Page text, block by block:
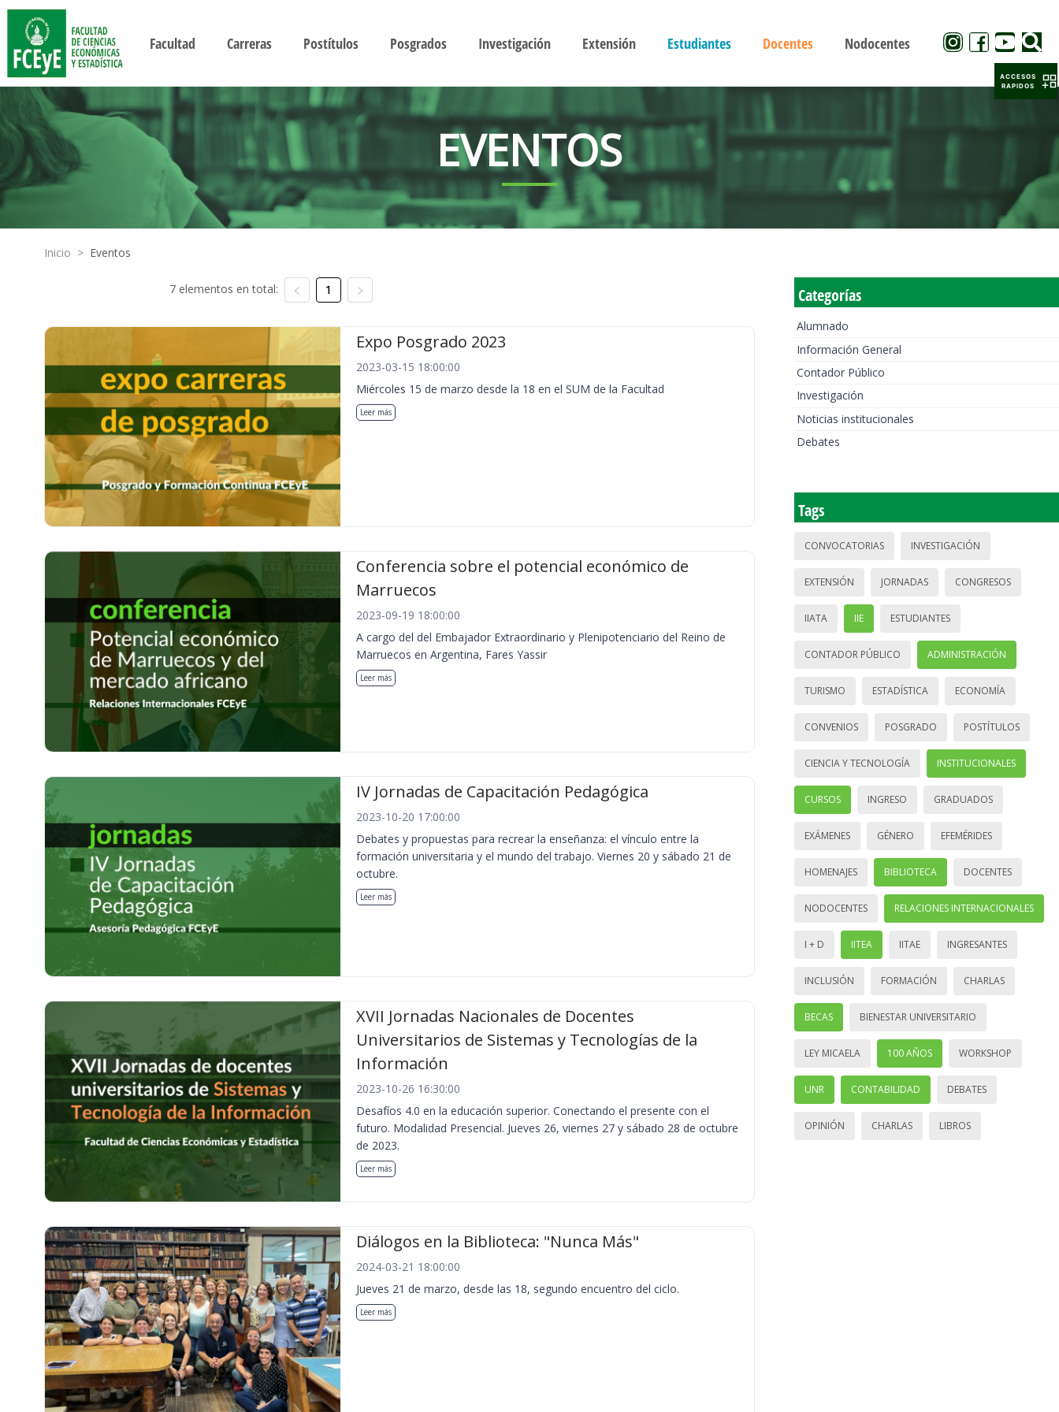
Facultad Carreras Postítulos Posgrados Investigación Extensión Estudiantes Docentes Nodocentes
EVENTOS
Inicio > Eventos
7 elementos en total: 1
Expo Posgrado 2023
2023-03-15 18:00:00
Miércoles 15 de marzo desde la 18 en el SUM de la Facultad
Leer más
Conferencia sobre el potencial económico de
Marruecos
2023-09-19 18:00:00
A cargo del del Embajador Extraordinario y Plenipotenciario del Reino de
Marruecos en Argentina, Fares Yassir
Leer más
IV Jornadas de Capacitación Pedagógica
2023-10-20 17:00:00
Debates y propuestas para recrear la enseñanza: el vínculo entre la
formación universitaria y el mundo del trabajo. Viernes 20 y sábado 21 de
octubre.
Leer más
XVII Jornadas Nacionales de Docentes
Universitarios de Sistemas y Tecnologías de la
Información
2023-10-26 16:30:00
Desafíos 4.0 en la educación superior. Conectando el presente con el
futuro. Modalidad Presencial. Jueves 26, viernes 27 y sábado 28 de octubre
de 2023.
Leer más
Diálogos en la Biblioteca: "Nunca Más"
2024-03-21 18:00:00
Jueves 21 de marzo, desde las 18, segundo encuentro del ciclo.
Leer más
Categorías
Alumnado
Información General
Contador Público
Investigación
Noticias institucionales
Debates
Tags
CONVOCATORIAS INVESTIGACIÓN
EXTENSIÓN JORNADAS CONGRESOS
IIATA IIE ESTUDIANTES
CONTADOR PÚBLICO ADMINISTRACIÓN
TURISMO ESTADÍSTICA ECONOMÍA
CONVENIOS POSGRADO POSTÍTULOS
CIENCIA Y TECNOLOGÍA INSTITUCIONALES
CURSOS INGRESO GRADUADOS
EXÁMENES GÉNERO EFEMÉRIDES
HOMENAJES BIBLIOTECA DOCENTES
NODOCENTES RELACIONES INTERNACIONALES
I + D IITEA IITAE INGRESANTES
INCLUSIÓN FORMACIÓN CHARLAS
BECAS BIENESTAR UNIVERSITARIO
LEY MICAELA 100 AÑOS WORKSHOP
UNR CONTABILIDAD DEBATES
OPINIÓN CHARLAS LIBROS
ACCESOS
RAPIDOS